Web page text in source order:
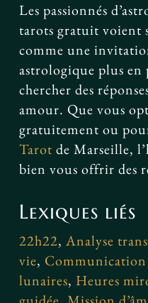
Les passionnés
tarots gratuit voient
comme une
astrologique plus
chercher des
amour. Que vous
gratuitement ou
Tarot de Marseille,
bien vous offrir des
Lexiques liés
22h22,Analyse
vie,
lunaires, Heures